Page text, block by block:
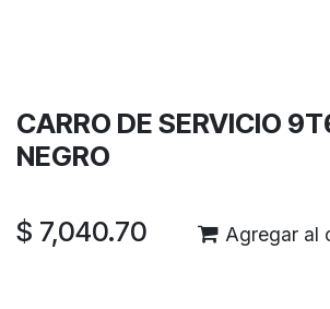
CARRO DE SERVICIO
NEGRO
$ 7,040.70 Agregar al